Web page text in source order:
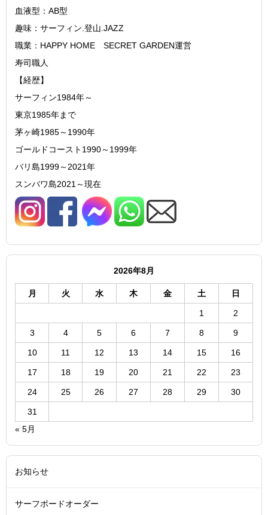
血液型：AB型
趣味：サーフィン.登山.JAZZ
職業：HAPPY HOME SECRET GARDEN運営
寿司職人
【経歴】
サーフィン1984年～
東京1985年まで
茅ヶ崎1985～1990年
ゴールドコースト1990～1999年
バリ島1999～2021年
スンバワ島2021～現在
2026年8月
月 火 水 木 金 土 日
1 2
3 4 5 6 7 8 9
10 11 12 13 14 15 16
17 18 19 20 21 22 23
24 25 26 27 28 29 30
31
« 5月
お知らせ
サーフボードオーダー